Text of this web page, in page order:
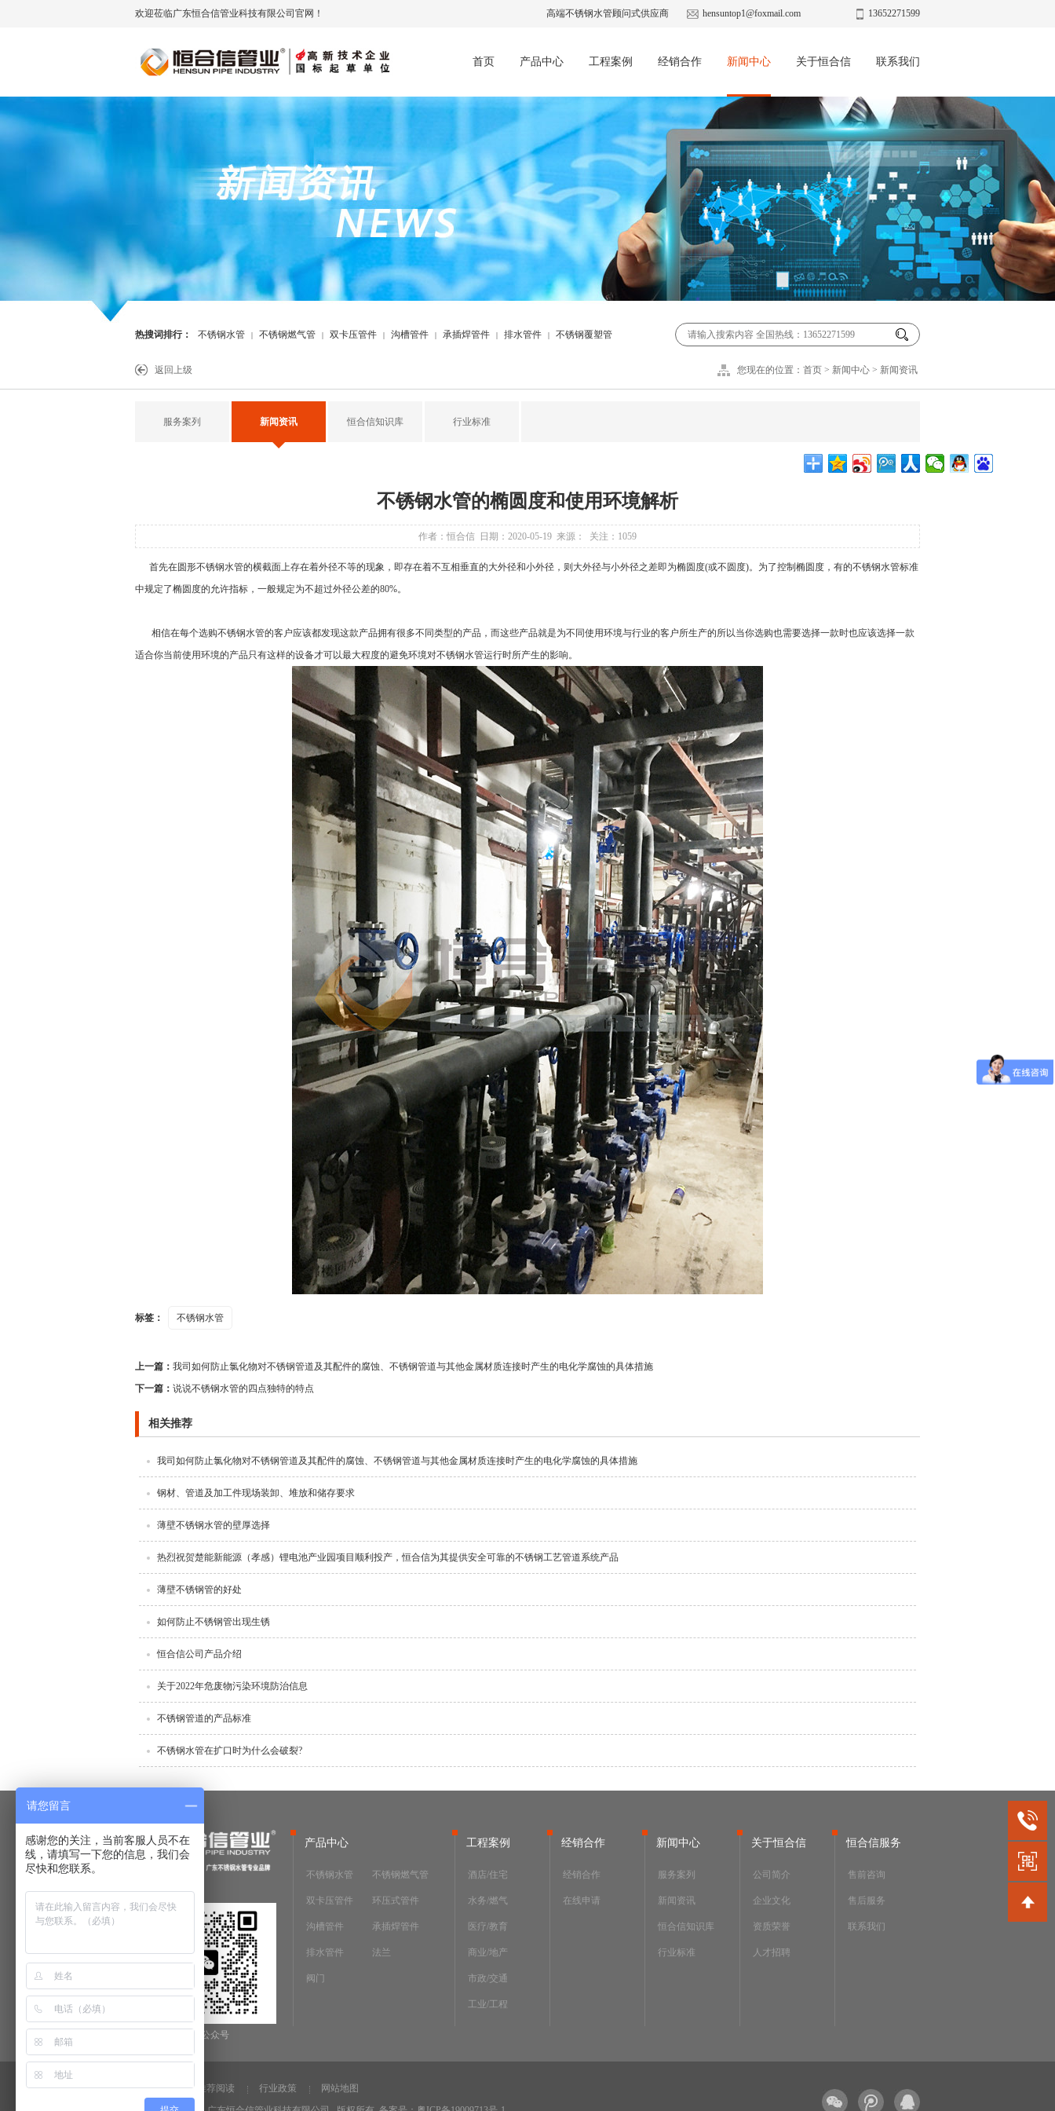
欢迎莅临广东恒合信管业科技有限公司官网！ 高端不锈钢水管顾问式供应商 hensuntop1@foxmail.com 13652271599
首页 产品中心 工程案例 经销合作 新闻中心 关于恒合信 联系我们
热搜词排行： 不锈钢水管 | 不锈钢燃气管 | 双卡压管件 | 沟槽管件 | 承插焊管件 | 排水管件 | 不锈钢覆塑管
返回上级 您现在的位置： 首页 > 新闻中心 > 新闻资讯
服务案列 新闻资讯 恒合信知识库 行业标准
不锈钢水管的椭圆度和使用环境解析
作者：恒合信 日期：2020-05-19 来源： 关注： 1059
首先在圆形不锈钢水管的横截面上存在着外径不等的现象，即存在着不互相垂直的大外径和小外径，则大外径与小外径之差即为椭圆度(或不圆度)。为了控制椭圆度，有的不锈钢水管标准
中规定了椭圆度的允许指标，一般规定为不超过外径公差的80%。
相信在每个选购不锈钢水管的客户应该都发现这款产品拥有很多不同类型的产品，而这些产品就是为不同使用环境与行业的客户所生产的所以当你选购也需要选择一款时也应该选择一款
适合你当前使用环境的产品只有这样的设备才可以最大程度的避免环境对不锈钢水管运行时所产生的影响。
标签： 不锈钢水管
上一篇： 我司如何防止氯化物对不锈钢管道及其配件的腐蚀、不锈钢管道与其他金属材质连接时产生的电化学腐蚀的具体措施
下一篇： 说说不锈钢水管的四点独特的特点
相关推荐
我司如何防止氯化物对不锈钢管道及其配件的腐蚀、不锈钢管道与其他金属材质连接时产生的电化学腐蚀的具体措施
钢材、管道及加工件现场装卸、堆放和储存要求
薄壁不锈钢水管的壁厚选择
热烈祝贺楚能新能源（孝感）锂电池产业园项目顺利投产，恒合信为其提供安全可靠的不锈钢工艺管道系统产品
薄壁不锈钢管的好处
如何防止不锈钢管出现生锈
恒合信公司产品介绍
关于2022年危废物污染环境防治信息
不锈钢管道的产品标准
不锈钢水管在扩口时为什么会破裂?
微信公众号
产品中心
不锈钢水管 不锈钢燃气管
双卡压管件 环压式管件
沟槽管件 承插焊管件
排水管件 法兰
阀门
工程案例
酒店/住宅
水务/燃气
医疗/教育
商业/地产
市政/交通
工业/工程
经销合作
经销合作
在线申请
新闻中心
服务案列
新闻资讯
恒合信知识库
行业标准
关于恒合信
公司简介
企业文化
资质荣誉
人才招聘
恒合信服务
售前咨询
售后服务
联系我们
法律声明 推荐阅读 行业政策
网站地图
请您留言
感谢您的关注，当前客服人员不在
线，请填写一下您的信息，我们会
尽快和您联系。